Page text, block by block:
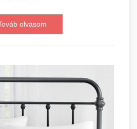
olvasom